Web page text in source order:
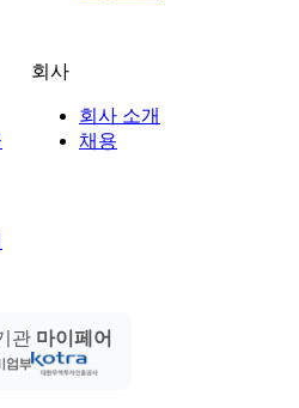
회사
회사 소개
채용
관 마이페어